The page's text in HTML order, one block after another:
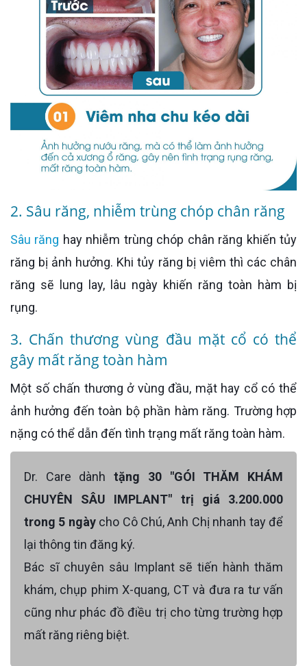
2. Sâu răng, nhiễm trùng chóp chân răng
Sâu răng hay nhiễm trùng chóp chân răng khiến tủy
răng bị ảnh hưởng. Khi tủy răng bị viêm thì các chân
răng sẽ lung lay, lâu ngày khiến răng toàn hàm bị
rụng.
3. Chấn thương vùng đầu mặt cổ có thể
gây mất răng toàn hàm
Một số chấn thương ở vùng đầu, mặt hay cổ có thể
ảnh hưởng đến toàn bộ phần hàm răng. Trường hợp
nặng có thể dẫn đến tình trạng mất răng toàn hàm.
Dr. Care dànhtặng 30 "GÓI THĂM KHÁM
CHUYÊN SÂU IMPLANT" trị giá 3.200.000
trong 5 ngày cho Cô Chú, Anh Chị nhanh tay để
lại thông tin đăng ký.
Bác sĩ chuyên sâu Implant sẽ tiến hành thăm
khám, chụp phim X-quang, CT và đưa ra tư vấn
cũng như phác đồ điều trị cho từng trường hợp
mất răng riêng biệt.